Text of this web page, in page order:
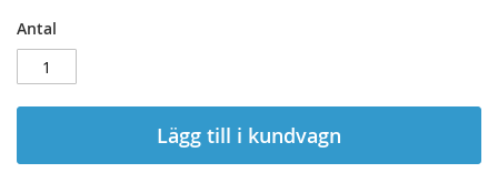
Antal
Lägg till i kundvagn